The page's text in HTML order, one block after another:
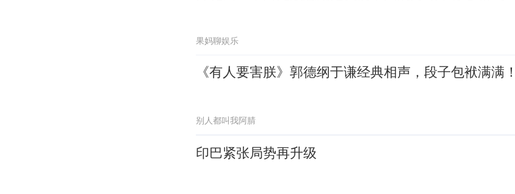
果妈聊娱乐
《有人要害朕》郭德纲于谦经典相声，段子包袱满满！
别人都叫我阿腈
印巴紧张局势再升级